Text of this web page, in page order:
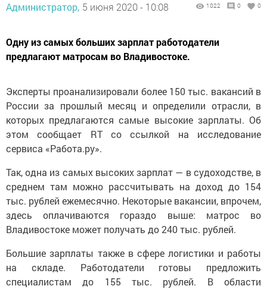
Администратор, 5 июня 2020 - 10:08 1022 0 0
Одну из самых больших зарплат работодатели
предлагают матросам во Владивостоке.
Эксперты проанализировали более 150 тыс. вакансий в
России за прошлый месяц и определили отрасли, в
которых предлагаются самые высокие зарплаты. Об
этом сообщает RT со ссылкой на исследование
сервиса «Работа.ру».
Так, одна из самых высоких зарплат — в судоходстве, в
среднем там можно рассчитывать на доход до 154
тыс. рублей ежемесячно. Некоторые вакансии, впрочем,
здесь оплачиваются гораздо выше: матрос во
Владивостоке может получать до 240 тыс. рублей.
Большие зарплаты также в сфере логистики и работы
на складе. Работодатели готовы предложить
специалистам до 155 тыс. рублей. В области